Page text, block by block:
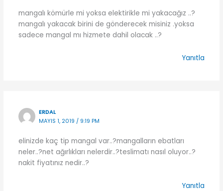
mangalı kömürle mi yoksa elektirikle mi yakacağız ..?
mangalı yakacak birini de gönderecek misiniz .yoksa
sadece mangal mı hizmete dahil olacak ..?
Yanıtla
ERDAL
MAYIS 1, 2019 / 9:19 PM
elinizde kaç tip mangal var..?mangalların ebatları
neler..?net ağırlıkları nelerdir..?teslimatı nasıl oluyor..?
nakit fiyatınız nedir..?
Yanıtla